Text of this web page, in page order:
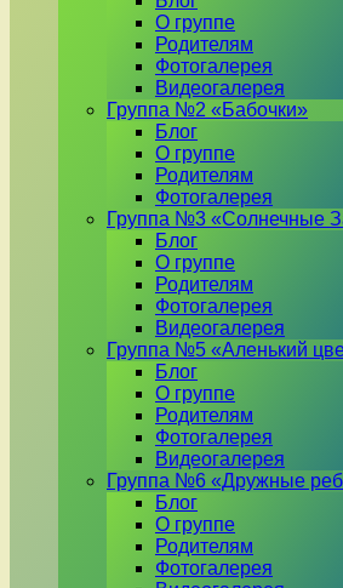
О группе
Родителям
Фотогалерея
Видеогалерея
Группа №2 «Бабочки»
Блог
О группе
Родителям
Фотогалерея
Группа №3 «Солнечные
Блог
О группе
Родителям
Фотогалерея
Видеогалерея
Группа №5 «Аленький
Блог
О группе
Родителям
Фотогалерея
Видеогалерея
Группа №6 «Дружные
Блог
О группе
Родителям
Фотогалерея